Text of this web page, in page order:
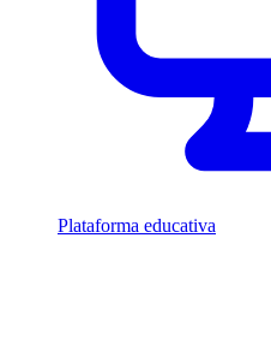
Plataforma educativa